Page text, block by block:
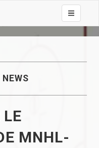
Toggle
NEWS
LE
MNHL-